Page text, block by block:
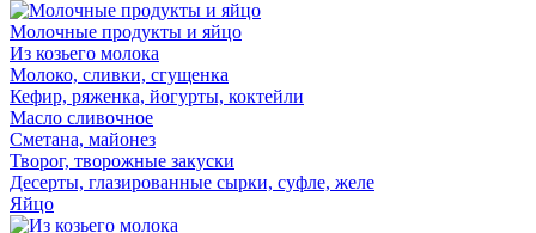
Молочные продукты и яйцо
Из козьего молока
Молоко, сливки, сгущенка
Кефир, ряженка, йогурты, коктейли
Масло сливочное
Сметана, майонез
Творог, творожные закуски
Десерты, глазированные сырки, суфле, желе
Яйцо